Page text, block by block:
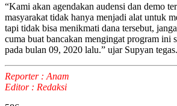
“Kami akan agendakan audensi dan demo
masyarakat tidak hanya menjadi alat untuk
tapi tidak bisa menikmati dana tersebut,
cuma buat bancakan mengingat program ini
pada bulan 09, 2020 lalu.” ujar Supyan tegas.
Reporter : Anam
Editor : Redaksi